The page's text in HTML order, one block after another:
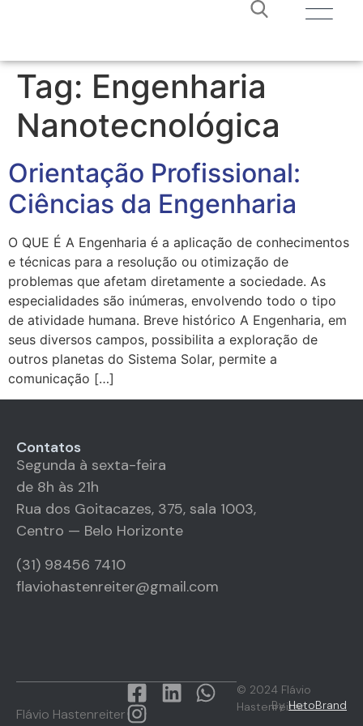
Tag: Engenharia
Nanotecnológica
Orientação Profissional:
Ciências da Engenharia
O QUE É A Engenharia é a aplicação de conhecimentos
e técnicas para a resolução ou otimização de
problemas que afetam diretamente a sociedade. As
especialidades são inúmeras, envolvendo todo o tipo
de atividade humana. Breve histórico A Engenharia, em
seus diversos campos, possibilita a exploração de
outros planetas do Sistema Solar, permite a
comunicação […]
Contatos
Segunda à sexta-feira
de 8h às 21h
Rua dos Goitacazes, 375, sala 1003,
Centro — Belo Horizonte
(31) 98456 7410
flaviohastenreiter@gmail.com
© 2024 Flávio
Hastenreiter
ByHetoBrand
Flávio Hastenreiter